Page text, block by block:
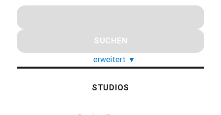
erweitert ▼
STUDIOS